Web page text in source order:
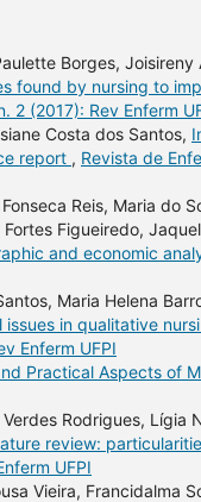
Borges,
found by nursing to
2 (2017): Rev Enferm
Costa dos Santos,
report , Revista de
Reis, Maria do
Figueiredo,
and economic
Maria Helena
issues in qualitative
Enferm UFPI
Practical Aspects of
Rodrigues, Lígia
review:
UFPI
Vieira, Francidalma